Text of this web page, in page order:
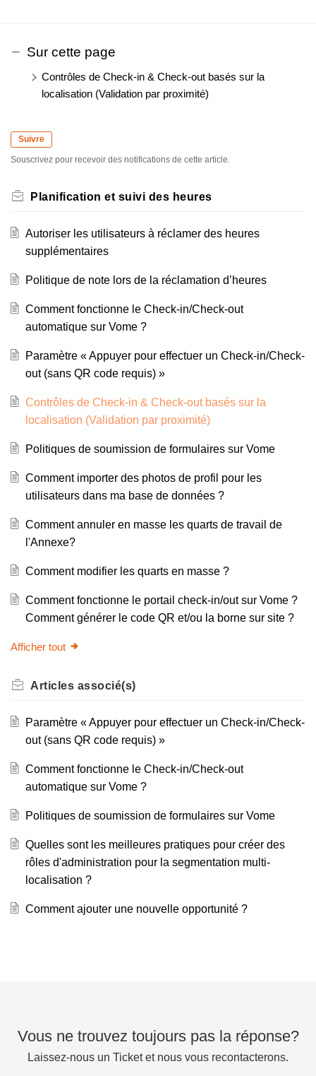
Sur cette page
Contrôles de Check-in & Check-out basés sur la
localisation (Validation par proximité)
Suivre
Souscrivez pour recevoir des notifications de cette article.
Planification et suivi des heures
Autoriser les utilisateurs à réclamer des heures
supplémentaires
Politique de note lors de la réclamation d’heures
Comment fonctionne le Check-in/Check-out
automatique sur Vome ?
Paramètre « Appuyer pour effectuer un Check-in/Check-
out (sans QR code requis) »
Contrôles de Check-in & Check-out basés sur la
localisation (Validation par proximité)
Politiques de soumission de formulaires sur Vome
Comment importer des photos de profil pour les
utilisateurs dans ma base de données ?
Comment annuler en masse les quarts de travail de
l'Annexe?
Comment modifier les quarts en masse ?
Comment fonctionne le portail check-in/out sur Vome ?
Comment générer le code QR et/ou la borne sur site ?
Afficher tout
Articles associé(s)
Paramètre « Appuyer pour effectuer un Check-in/Check-
out (sans QR code requis) »
Comment fonctionne le Check-in/Check-out
automatique sur Vome ?
Politiques de soumission de formulaires sur Vome
Quelles sont les meilleures pratiques pour créer des
rôles d'administration pour la segmentation multi-
localisation ?
Comment ajouter une nouvelle opportunité ?
Vous ne trouvez toujours pas la réponse?
Laissez-nous un Ticket et nous vous recontacterons.